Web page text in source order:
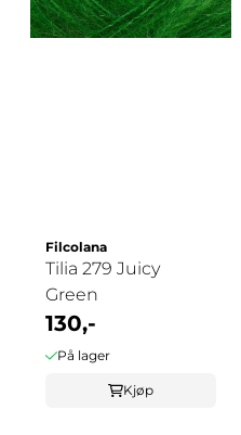
Filcolana
Tilia 279 Juicy
Green
130,-
På lager
Kjøp